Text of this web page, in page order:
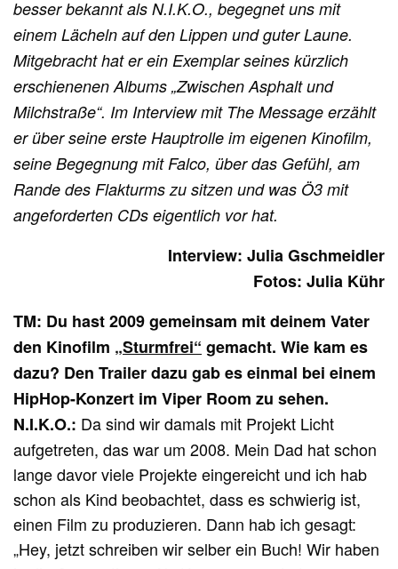
besser bekannt als N.I.K.O., begegnet uns mit
einem Lächeln auf den Lippen und guter Laune.
Mitgebracht hat er ein Exemplar seines kürzlich
erschienenen Albums „Zwischen Asphalt und
Milchstraße“. Im Interview mit The Message erzählt
er über seine erste Hauptrolle im eigenen Kinofilm,
seine Begegnung mit Falco, über das Gefühl, am
Rande des Flakturms zu sitzen und was Ö3 mit
angeforderten CDs eigentlich vor hat.
Interview: Julia Gschmeidler
Fotos: Julia Kühr
TM: Du hast 2009 gemeinsam mit deinem Vater
den Kinofilm „Sturmfrei“ gemacht. Wie kam es
dazu? Den Trailer dazu gab es einmal bei einem
HipHop-Konzert im Viper Room zu sehen.
N.I.K.O.: Da sind wir damals mit Projekt Licht
aufgetreten, das war um 2008. Mein Dad hat schon
lange davor viele Projekte eingereicht und ich hab
schon als Kind beobachtet, dass es schwierig ist,
einen Film zu produzieren. Dann hab ich gesagt:
„Hey, jetzt schreiben wir selber ein Buch! Wir haben